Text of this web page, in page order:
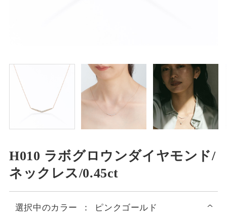
H010 ラボグロウンダイヤモンド/
ネックレス/0.45ct
選択中のカラー ： ピンクゴールド